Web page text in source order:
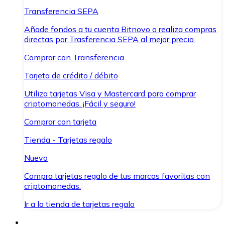
Transferencia SEPA
Añade fondos a tu cuenta Bitnovo o realiza compras
directas por Trasferencia SEPA al mejor precio.
Comprar con Transferencia
Tarjeta de crédito / débito
Utiliza tarjetas Visa y Mastercard para comprar
criptomonedas. ¡Fácil y seguro!
Comprar con tarjeta
Tienda - Tarjetas regalo
Nuevo
Compra tarjetas regalo de tus marcas favoritas con
criptomonedas.
Ir a la tienda de tarjetas regalo